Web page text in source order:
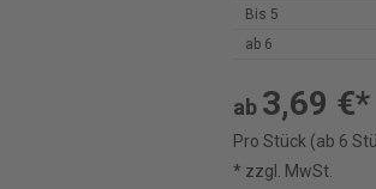
Bis 5
ab 6
ab 3,69 €*
Pro Stück (ab 6
* zzgl. MwSt.